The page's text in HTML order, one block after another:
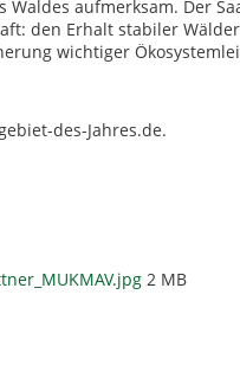
aufmerksam. Der
den Erhalt stabiler
wichtiger
des-Jahres.de.
2 MB